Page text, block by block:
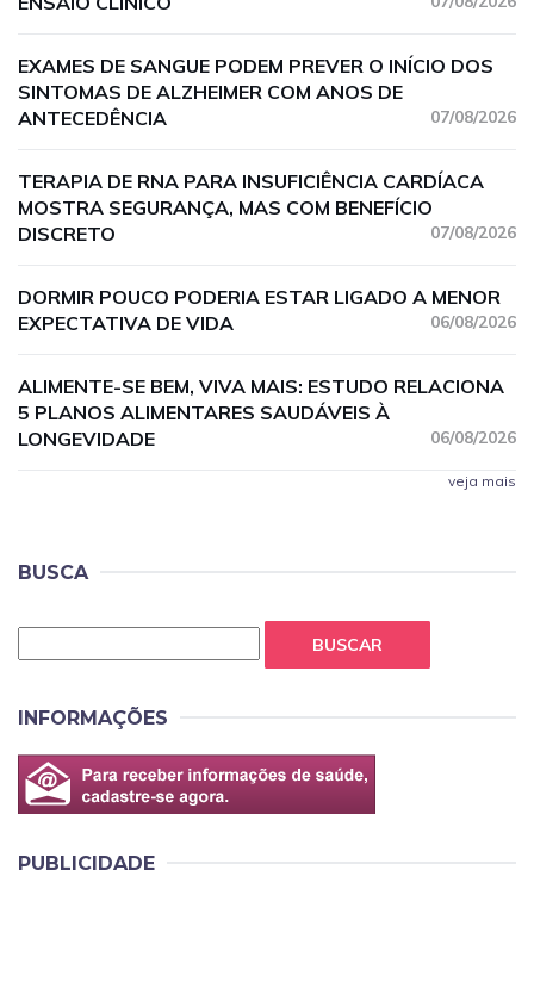
EXAMES DE SANGUE PODEM PREVER O INÍCIO DOS
SINTOMAS DE ALZHEIMER COM ANOS DE
ANTECEDÊNCIA
07/08/2026
TERAPIA DE RNA PARA INSUFICIÊNCIA CARDÍACA
MOSTRA SEGURANÇA, MAS COM BENEFÍCIO
DISCRETO
07/08/2026
DORMIR POUCO PODERIA ESTAR LIGADO A MENOR
EXPECTATIVA DE VIDA
06/08/2026
ALIMENTE-SE BEM, VIVA MAIS: ESTUDO RELACIONA
5 PLANOS ALIMENTARES SAUDÁVEIS À
LONGEVIDADE
06/08/2026
veja mais
BUSCA
BUSCAR
INFORMAÇÕES
PUBLICIDADE